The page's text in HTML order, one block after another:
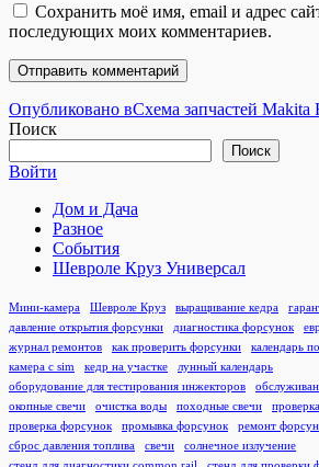
Сохранить моё имя, email и адрес
последующих моих комментариев.
Навигация
по
записям
Опубликовано вСхема запчастей Makita
Поиск
Поиск
Войти
Дом и Дача
Разное
События
Шевроле Круз Универсал
Мини-камера Шевроле Круз выращивание кедра
давление открытия форсунки
диагностика форсунок
журнал ремонтов
как проверить форсунки календарь
камера с sim
кедр на участке
лунный календарь
оборудование для тестирования инжекторов
окопные свечи
очистка воды походные свечи
проверка форсунок
промывка форсунок ремонт
сброс давления топлива
свечи
солнечное излучение